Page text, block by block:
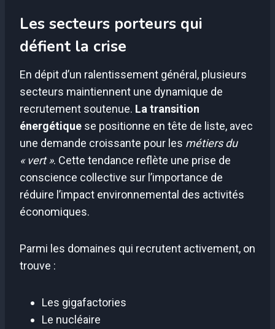
Les secteurs porteurs qui
défient la crise
En dépit d’un ralentissement général, plusieurs
secteurs maintiennent une dynamique de
recrutement soutenue. La transition
énergétique se positionne en tête de liste, avec
une demande croissante pour les métiers du
« vert ». Cette tendance reflète une prise de
conscience collective sur l’importance de
réduire l’impact environnemental des activités
économiques.
Parmi les domaines qui recrutent activement, on
trouve :
Les gigafactories
Le nucléaire